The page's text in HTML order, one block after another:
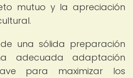
mutuo y la apreciación
una sólida preparación
adecuada adaptación
para maximizar los